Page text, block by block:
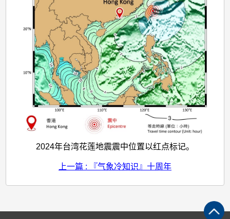
2024年台湾花莲地震震中位置以红点标记。
上一篇 : 『气象冷知识』十周年